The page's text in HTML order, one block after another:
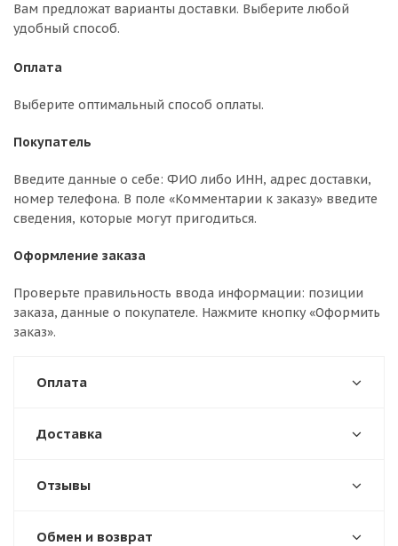
Вам предложат варианты доставки. Выберите любой
удобный способ.
Оплата
Выберите оптимальный способ оплаты.
Покупатель
Введите данные о себе: ФИО либо ИНН, адрес доставки,
номер телефона. В поле «Комментарии к заказу» введите
сведения, которые могут пригодиться.
Оформление заказа
Проверьте правильность ввода информации: позиции
заказа, данные о покупателе. Нажмите кнопку «Оформить
заказ».
Оплата
Доставка
Отзывы
Обмен и возврат